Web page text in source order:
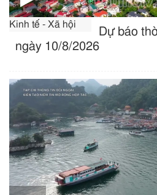
Kinh tế - Xã hội
Dự báo
ngày 10/8/2026